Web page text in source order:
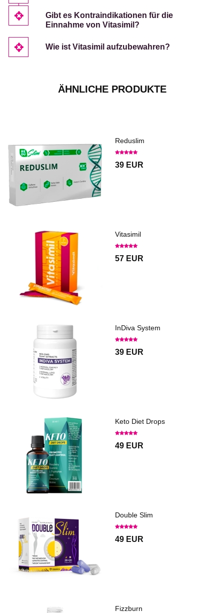
Gibt es Kontraindikationen für die
Einnahme von Vitasimil?
Wie ist Vitasimil aufzubewahren?
ÄHNLICHE PRODUKTE
Reduslim
39 EUR
Vitasimil
57 EUR
InDiva System
39 EUR
Keto Diet Drops
49 EUR
Double Slim
49 EUR
Fizzburn